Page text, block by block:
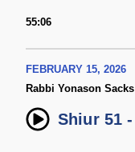
55:06
FEBRUARY 15, 2026
Rabbi Yonason Sacks